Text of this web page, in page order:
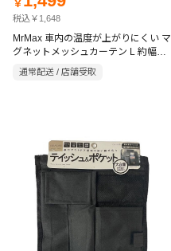
￥
税込￥1,648
MrMax 車内の温度が上がりにくい マ
グネットメッシュカーテン L 約幅
80×高さ52cm 2枚入
通常配送 / 店舗受取